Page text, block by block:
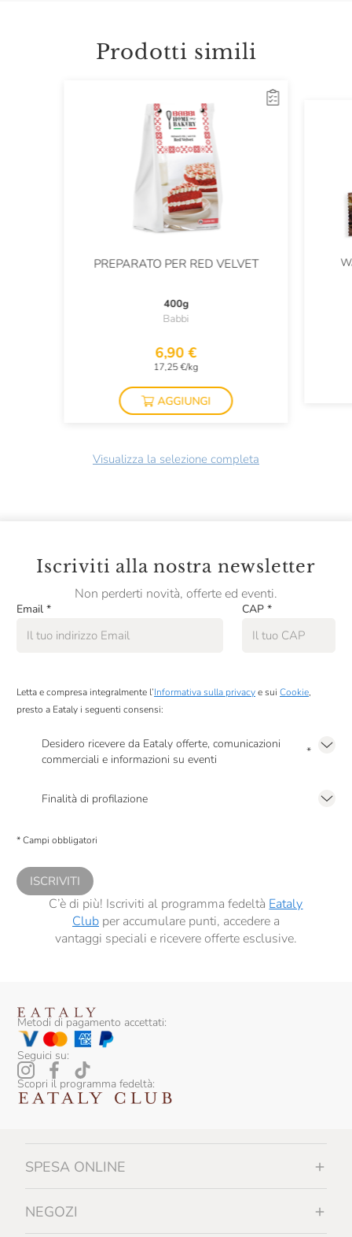
Acquista ora la Collezione Fondente e lasciati tentare
dalla bontà firmata Babbi!Prodotti simili
PREPARATO PER RED VELVET
400g
Babbi
6,90 €
17,25 €/kg
AGGIUNGI
Visualizza la selezione completa
Iscriviti alla nostra newsletter
Non perderti novità, offerte ed eventi.
Email * CAP *
Letta e compresa integralmente l’Informativa sulla privacye sui Cookie,
presto a Eataly i seguenti consensi:
Desidero ricevere da Eataly offerte, comunicazioni
commerciali e informazioni su eventi
*
Finalità di profilazione
comunicazioni commerciali personalizzate, in caso di consenso prestato ai
* Campi obbligatori
ISCRIVITI
C’è di più! Iscriviti al programma fedeltà Eataly
Clubper accumulare punti, accedere a
vantaggi speciali e ricevere offerte esclusive.
Metodi di pagamento accettati:
Seguici su:
Scopri il programma fedeltà:
SPESA ONLINE
NEGOZI